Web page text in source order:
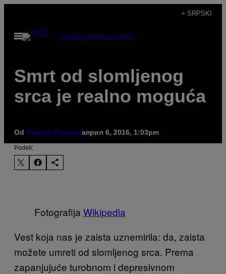
садржај
+ SRPSKI
Otvori
Meni
SubscribeNewsletter
Smrt od slomljenog
srca je realno moguća
Od Carlton Férmentаприл 6, 2016, 1:03pm
Podeli:
Fotografija Wikipedia
Vest koja nas je zaista uznemirila: da, zaista
možete umreti od slomljenog srca. Prema
zapanjujuće turobnom i depresivnom